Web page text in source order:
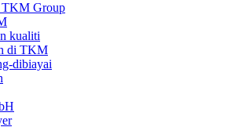
TKM Group
kualiti
di TKM
dibiayai